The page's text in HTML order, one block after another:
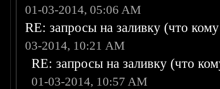
01-03-2014, 05:06 AM
RE: запросы на заливку (что
03-2014, 10:21 AM
RE: запросы на заливку (что
01-03-2014, 10:57 AM